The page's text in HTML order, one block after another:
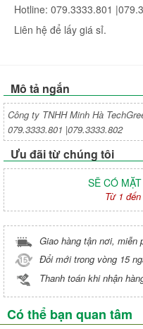
Hotline: 079.3333.801
Liên hệ để lấy giá sỉ.
Mô tả ngắn
Công ty TNHH Minh Hà
079.3333.801 |079.3333.802
Ưu đãi từ chúng tôi
SẼ CÓ
Từ 1
Giao hàng tận nơi, miễn
Đổi mới trong vòng 15
Thanh toán khi nhận
Có thể bạn quan tâm